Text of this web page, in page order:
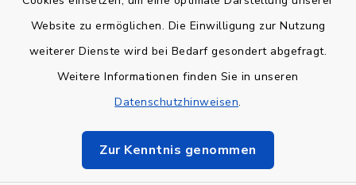
Website zu ermöglichen. Die Einwilligung zur Nutzung
weiterer Dienste wird bei Bedarf gesondert abgefragt.
Weitere Informationen finden Sie in unseren
Datenschutzhinweisen.
Zur Kenntnis genommen
Datenschutz
Impressum
Sitemap
Cookie-Einstellungen